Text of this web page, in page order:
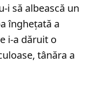
i să albească un
înghețată a
i-a dăruit o
tânăra a